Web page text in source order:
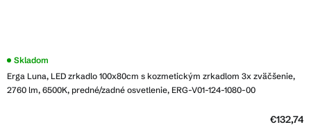
Erga Luna, LED zrkadlo 100x80cm s kozmetickým zrkadlom 3x zväčšenie,
2760 lm, 6500K, predné/zadné osvetlenie, ERG-V01-124-1080-00
Priemerné
produktu
je
Skladom
€132,74